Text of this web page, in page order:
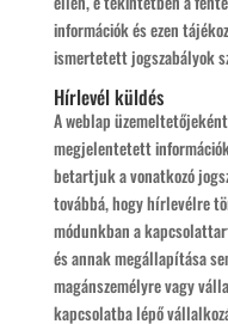
információk és ezen
ismertetett jogszabályok
Hírlevél küldés
A weblap
megjelentetett
betartjuk a vonatkozó
továbbá, hogy hírlevélre
módunkban a
és annak megállapítása
magánszemélyre vagy
kapcsolatba lépő